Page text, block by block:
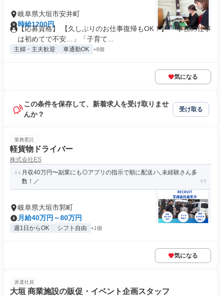
岐阜県大垣市安井町
時給1200円
【応募資格】 【久しぶりのお仕事復帰もOK！】 「事務の仕事
は初めてで不安…」「子育て...
主婦・主夫歓迎 車通勤OK +8個
気になる
この条件を保存して、新着求人を受け取りませ
んか？
受け取る
業務委託
軽貨物ドライバー
株式会社ES
月収40万円〜副業にも◎アプリの指示で順に配送♪＼未経験さん多
数！／
岐阜県大垣市郭町
月給40万円～80万円
週1日からOK シフト自由 +1個
気になる
派遣社員
大垣 商業施設の販促・イベント企画スタッフ